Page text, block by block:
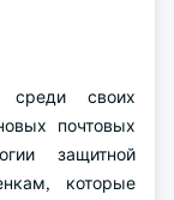
среди своих
почтовых
защитной
которые